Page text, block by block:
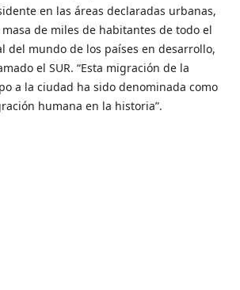
en las áreas declaradas urbanas,
de miles de habitantes de todo el
del mundo de los países en desarrollo,
el SUR. “Esta migración de la
a la ciudad ha sido denominada como
humana en la historia”.